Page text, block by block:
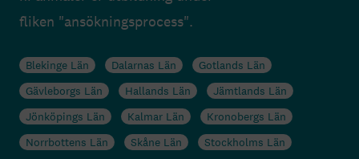
fliken "ansökningsprocess".
Blekinge Län Dalarnas Län
Gotlands Län
Gävleborgs Län
Hallands Län
Jämtlands Län
Jönköpings Län
Kalmar Län
Kronobergs Län
Norrbottens Län
Skåne Län
Stockholms Län